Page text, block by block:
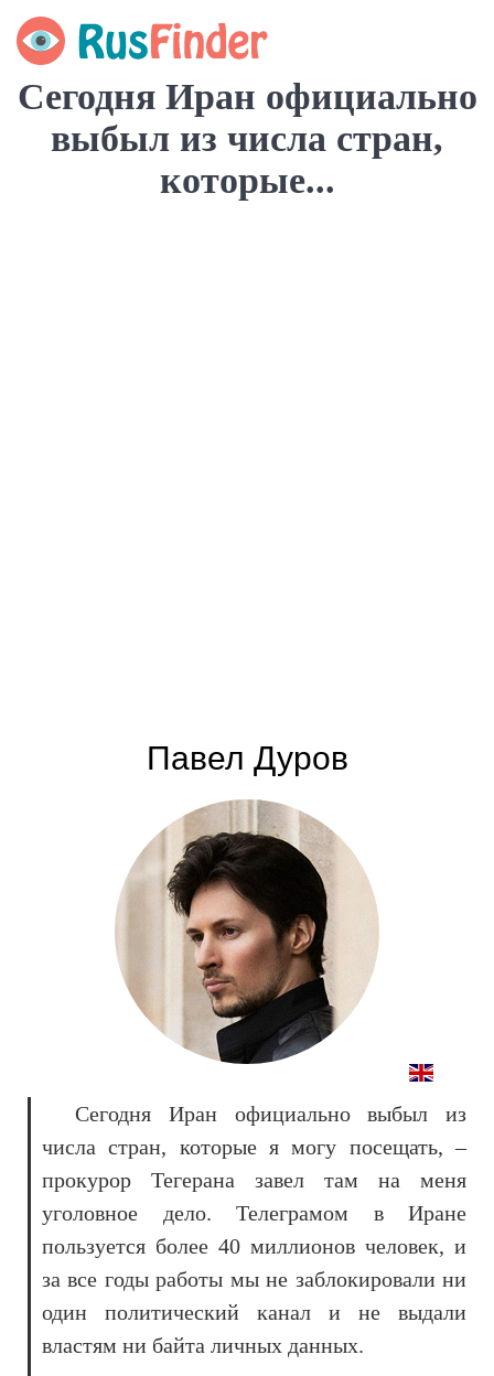
Сегодня Иран официально
выбыл из числа стран,
которые...
Павел Дуров
Сегодня Иран официально выбыл из
числа стран, которые я могу посещать, –
прокурор Тегерана завел там на меня
уголовное дело. Телеграмом в Иране
пользуется более 40 миллионов человек, и
за все годы работы мы не заблокировали ни
один политический канал и не выдали
властям ни байта личных данных.